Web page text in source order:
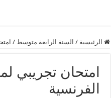
الرئيسية / السنة الرابعة متوسط /
امتحان تجريبي
الفرنسية